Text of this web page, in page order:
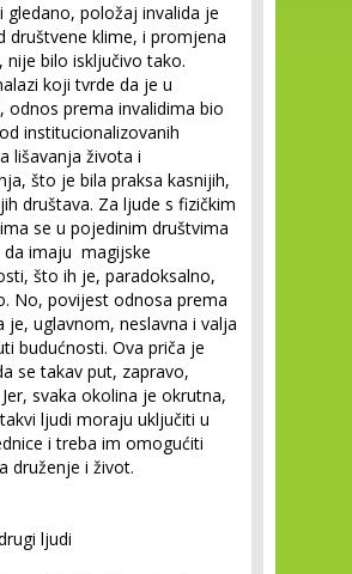
gledano, položaj invalida je
društvene klime, i promjena
nije bilo isključivo tako.
koji tvrde da je u
odnos prema invalidima bio
institucionalizovanih
lišavanja života i
što je bila praksa kasnijih,
društava. Za ljude s fizičkim
se u pojedinim društvima
da imaju magijske
što ih je, paradoksalno,
No, povijest odnosa prema
je, uglavnom, neslavna i valja
budućnosti. Ova priča je
se takav put, zapravo,
svaka okolina je okrutna,
ljudi moraju uključiti u
i treba im omogućiti
druženje i život.
ljudi